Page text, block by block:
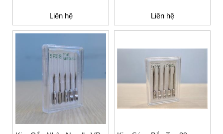
Liên hệ
Mác Quần Áo, Túi Xách
Liên hệ